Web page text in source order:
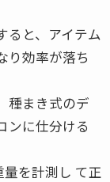
ると、アイテム
り効率が落ち
種まき式のデ
ンに仕分ける
を計測し て正